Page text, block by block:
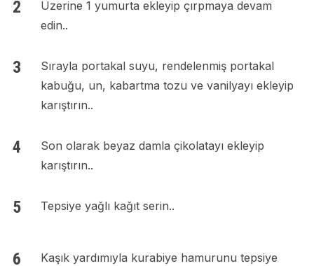
Üzerine 1 yumurta ekleyip çırpmaya devam
edin..
Sırayla portakal suyu, rendelenmiş portakal
kabuğu, un, kabartma tozu ve vanilyayı ekleyip
karıştırın..
Son olarak beyaz damla çikolatayı ekleyip
karıştırın..
Tepsiye yağlı kağıt serin..
Kaşık yardımıyla kurabiye hamurunu tepsiye